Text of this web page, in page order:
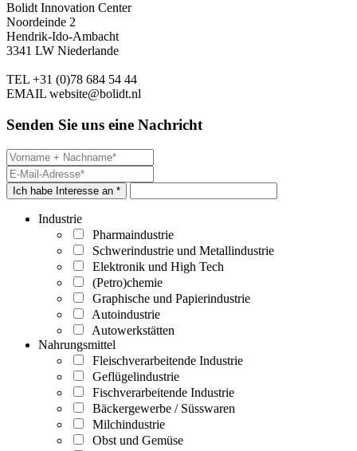
Bolidt Innovation Center
Noordeinde 2
Hendrik-Ido-Ambacht
3341 LW Niederlande
TEL +31 (0)78 684 54 44
EMAIL website@bolidt.nl
Senden Sie uns eine Nachricht
Ich habe Interesse an *
Industrie
Pharmaindustrie
Schwerindustrie und Metallindustrie
Elektronik und High Tech
(Petro)chemie
Graphische und Papierindustrie
Autoindustrie
Autowerkstätten
Nahrungsmittel
Fleischverarbeitende Industrie
Geflügelindustrie
Fischverarbeitende Industrie
Bäckergewerbe / Süsswaren
Milchindustrie
Obst und Gemüse